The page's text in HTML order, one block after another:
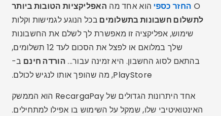
O החזר כספי הוא אחד מה האפליקציות הטובות ביותר
לתשלום חשבונות בתשלומים בכל הנוגע לגמישות וקלות
שימוש, אפליקציה זו מאפשרת לך לשלם את החשבונות
שלך במלואם או לפצל את הסכום לעד 12 תשלומים,
בהתאם לסוג החשבון. היא זמינה עבור... הורדה חינם ב-
PlayStore, מה שהופך אותו לנגיש לכולם.
אחד היתרונות הגדולים של RecargaPay הוא הממשק
האינטואיטיבי שלו, שמקל על השימוש בו אפילו למתחילים.